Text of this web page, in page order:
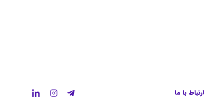
ارتباط با ما